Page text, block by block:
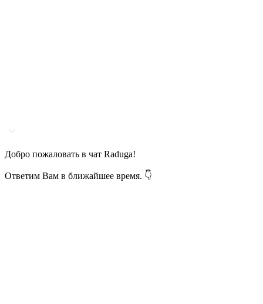
Добро пожаловать в чат Raduga!
Ответим Вам в ближайшее время. 👇